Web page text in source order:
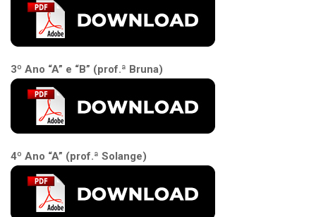
3º Ano “A” e “B” (prof.ª Bruna)
4º Ano “A” (prof.ª Solange)